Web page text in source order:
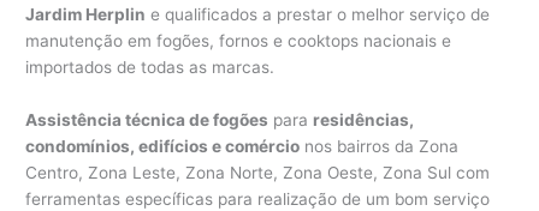
Jardim Herplin e qualificados a prestar o melhor serviço de
manutenção em fogões, fornos e cooktops nacionais e
importados de todas as marcas.
Assistência técnica de fogões para residências,
condomínios, edifícios e comércio nos bairros da Zona
Centro, Zona Leste, Zona Norte, Zona Oeste, Zona Sul com
ferramentas específicas para realização de um bom serviço